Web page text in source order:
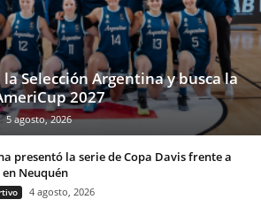
Selección Argentina y busca la
2027
5 agosto, 2026
presentó la serie de Copa Davis frente a
Neuquén
4 agosto, 2026